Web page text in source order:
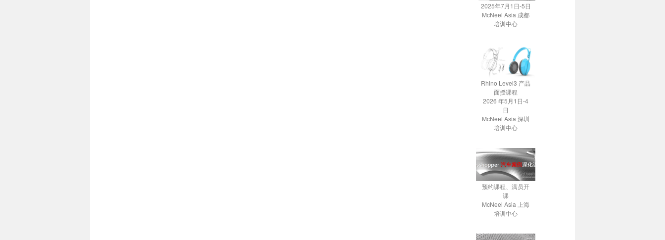
2025年7月1日-5日
McNeel Asia 成都
培训中心
Rhino Level3 产品
面授课程
2026 年5月1日-4
日
McNeel Asia 深圳
培训中心
预约课程、满员开
课
McNeel Asia 上海
培训中心